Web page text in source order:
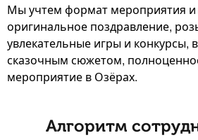
Мы учтем формат мероприятия
оригинальное поздравление,
увлекательные игры и конкурсы,
сказочным сюжетом,
мероприятие в Озёрах.
Алгоритм